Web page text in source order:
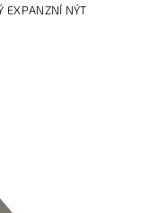
EXPANZNÍ NÝT